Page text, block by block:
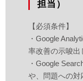
担当）
【必須条件】
・Google
率改善の示唆
・Google
や、問題への対